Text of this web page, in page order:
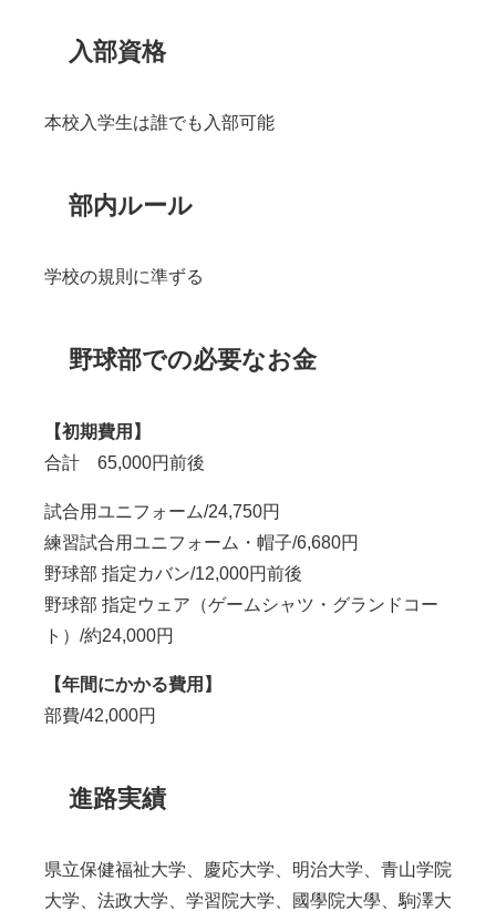
入部資格
本校入学生は誰でも入部可能
部内ルール
学校の規則に準ずる
野球部での必要なお金
【初期費用】
合計 65,000円前後
試合用ユニフォーム/24,750円
練習試合用ユニフォーム・帽子/6,680円
野球部 指定カバン/12,000円前後
野球部 指定ウェア（ゲームシャツ・グランドコー
ト）/約24,000円
【年間にかかる費用】
部費/42,000円
進路実績
県立保健福祉大学、慶応大学、明治大学、青山学院
大学、法政大学、学習院大学、國學院大學、駒澤大